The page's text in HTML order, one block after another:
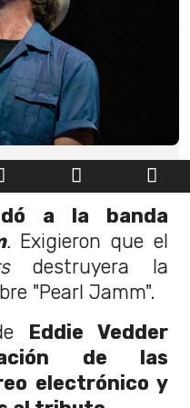
a la banda
. Exigieron que el
destruyera la
"Pearl Jamm".
Eddie Vedder
de las
electrónico y